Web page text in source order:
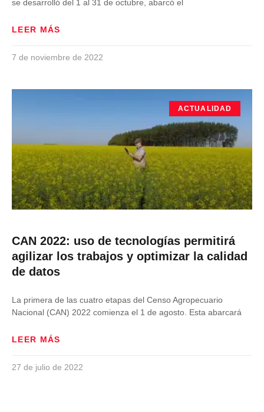
se desarrolló del 1 al 31 de octubre, abarcó el
LEER MÁS
7 de noviembre de 2022
ACTUALIDAD
CAN 2022: uso de tecnologías permitirá
agilizar los trabajos y optimizar la calidad
de datos
La primera de las cuatro etapas del Censo Agropecuario
Nacional (CAN) 2022 comienza el 1 de agosto. Esta abarcará
LEER MÁS
27 de julio de 2022